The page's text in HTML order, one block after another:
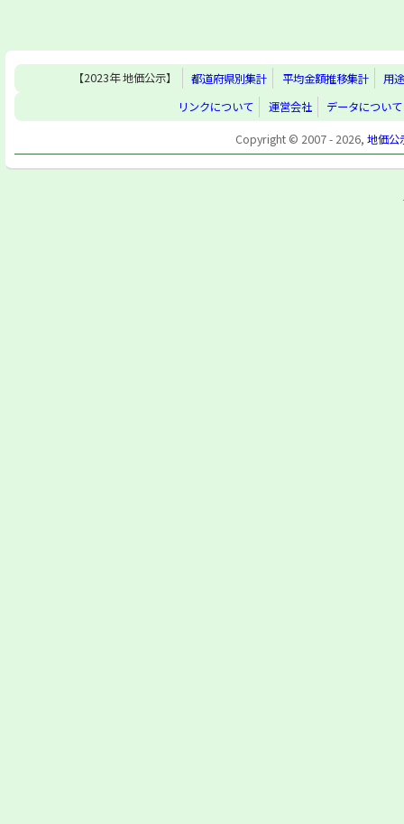
【2023年 地価公示】 都道府県別集計 平均金額推移集計
用
リンクについて
運営会社
データについて
Copyright © 2007 - 2026, 地価公